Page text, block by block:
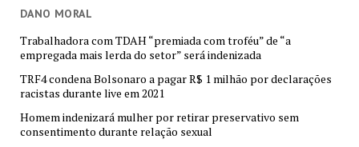
DANO MORAL
Trabalhadora com TDAH “premiada com troféu” de “a
empregada mais lerda do setor” será indenizada
TRF4 condena Bolsonaro a pagar R$ 1 milhão por declarações
racistas durante live em 2021
Homem indenizará mulher por retirar preservativo sem
consentimento durante relação sexual